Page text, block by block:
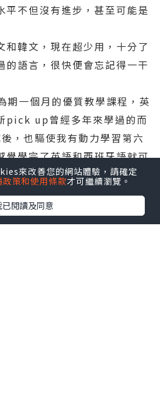
平不但沒有進步，甚至可能是
和韓文，現在超少用，十分了
的語言，很快便會忘記得一干
期一個月的優質教學課程，英
pick up曾經多年來學過的而
後，也驅使我有動力學習第六
覺學完了英語和西班牙語就可
除了教學英語，也有德
課程，適合熱愛旅遊，想去參
來改善您的網站體驗，請確定
政策和使用條款才可繼續瀏覽。
已閱讀及同意